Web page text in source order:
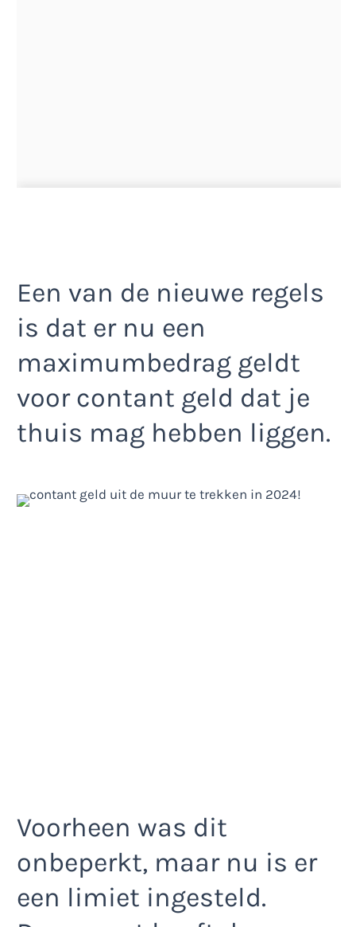
Een van de nieuwe regels
is dat er nu een
maximumbedrag geldt
voor contant geld dat je
thuis mag hebben liggen.
Voorheen was dit
onbeperkt, maar nu is er
een limiet ingesteld.